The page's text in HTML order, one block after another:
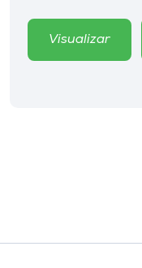
Selecione
Visualizar